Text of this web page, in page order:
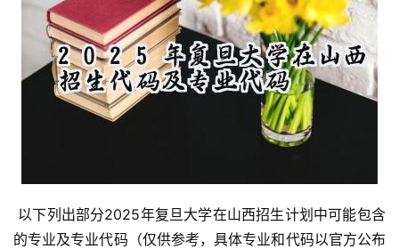
的专业及专业代码（仅供参考，具体专业和代码以官方公布